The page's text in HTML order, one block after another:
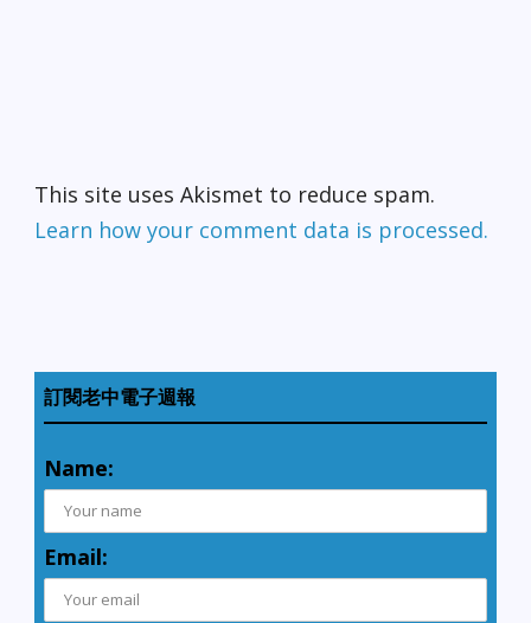
This site uses Akismet to reduce spam.
Learn how your comment data is processed.
訂閱老中電子週報
Name:
Email: